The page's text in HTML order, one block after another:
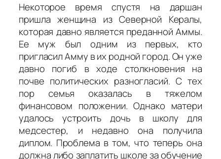
Некоторое время спустя на даршан
пришла женщина из Северной Кералы,
которая давно является преданной Аммы.
Ее муж был одним из первых, кто
пригласил Амму в их родной город. Он уже
давно погиб в ходе столкновения на
почве политических разногласий. С тех
пор семья оказалась в тяжелом
финансовом положении. Однако матери
удалось устроить дочь в школу для
медсестер, и недавно она получила
диплом. Проблема в том, что теперь она
должна либо заплатить школе за обучение